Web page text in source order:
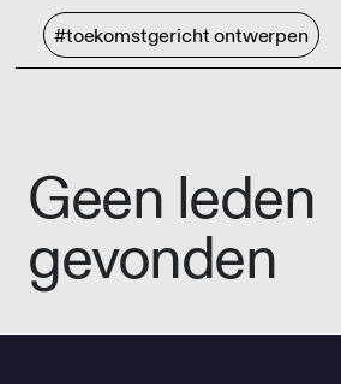
#toekomstgericht ontwerpen
Geen leden
gevonden